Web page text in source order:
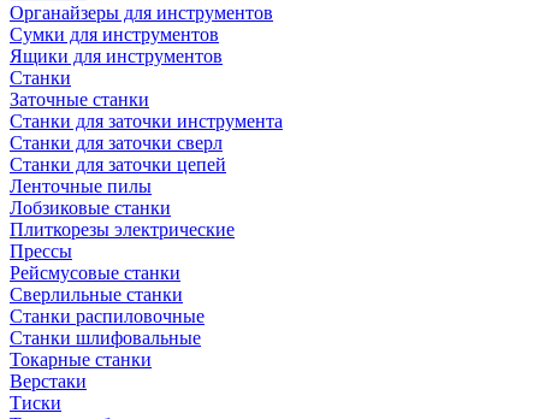
Органайзеры для инструментов
Сумки для инструментов
Ящики для инструментов
Станки
Заточные станки
Станки для заточки инструмента
Станки для заточки сверл
Станки для заточки цепей
Ленточные пилы
Лобзиковые станки
Плиткорезы электрические
Прессы
Рейсмусовые станки
Сверлильные станки
Станки распиловочные
Станки шлифовальные
Токарные станки
Верстаки
Тиски